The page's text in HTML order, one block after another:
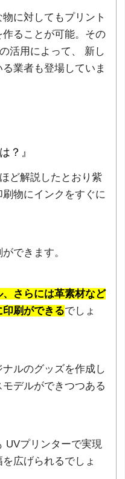
に対してもプリント
ることが可能。その
活用によって、 新し
業者も登場していま
？』
ど解説したとおり紫
物にインクをすぐに
できます。
さらには革素材など
刷ができるでしょ
ルのグッズを作成し
デルができつつある
UVプリンターで実現
広げられるでしょ